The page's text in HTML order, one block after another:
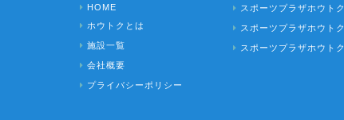
HOME
ホウトクとは
施設一覧
会社概要
プライバシーポリシー
スポーツプラザホウト
スポーツプラザホウト
スポーツプラザホウト